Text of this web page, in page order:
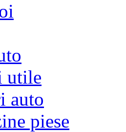
utile
auto
piese